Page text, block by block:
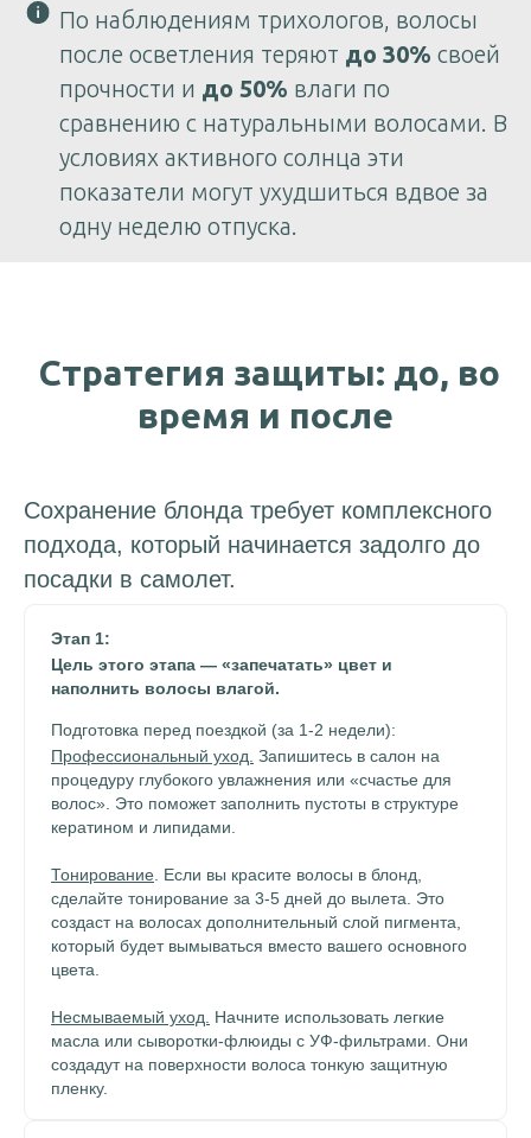
По наблюдениям трихологов, волосы
после осветления теряют до 30% своей
прочности и до 50% влаги по
сравнению с натуральными волосами. В
условиях активного солнца эти
показатели могут ухудшиться вдвое за
одну неделю отпуска.
Стратегия защиты: до, во
время и после
Сохранение блонда требует комплексного
подхода, который начинается задолго до
посадки в самолет.
Этап 1:
Цель этого этапа — «запечатать» цвет и
наполнить волосы влагой.
Подготовка перед поездкой (за 1-2 недели):
Профессиональный уход. Запишитесь в салон на
процедуру глубокого увлажнения или «счастье для
волос». Это поможет заполнить пустоты в структуре
кератином и липидами.
Тонирование . Если вы красите волосы в блонд,
сделайте тонирование за 3-5 дней до вылета. Это
создаст на волосах дополнительный слой пигмента,
который будет вымываться вместо вашего основного
цвета.
Несмываемый уход.
Начните использовать легкие
масла или сыворотки-флюиды с УФ-фильтрами. Они
создадут на поверхности волоса тонкую защитную
пленку.